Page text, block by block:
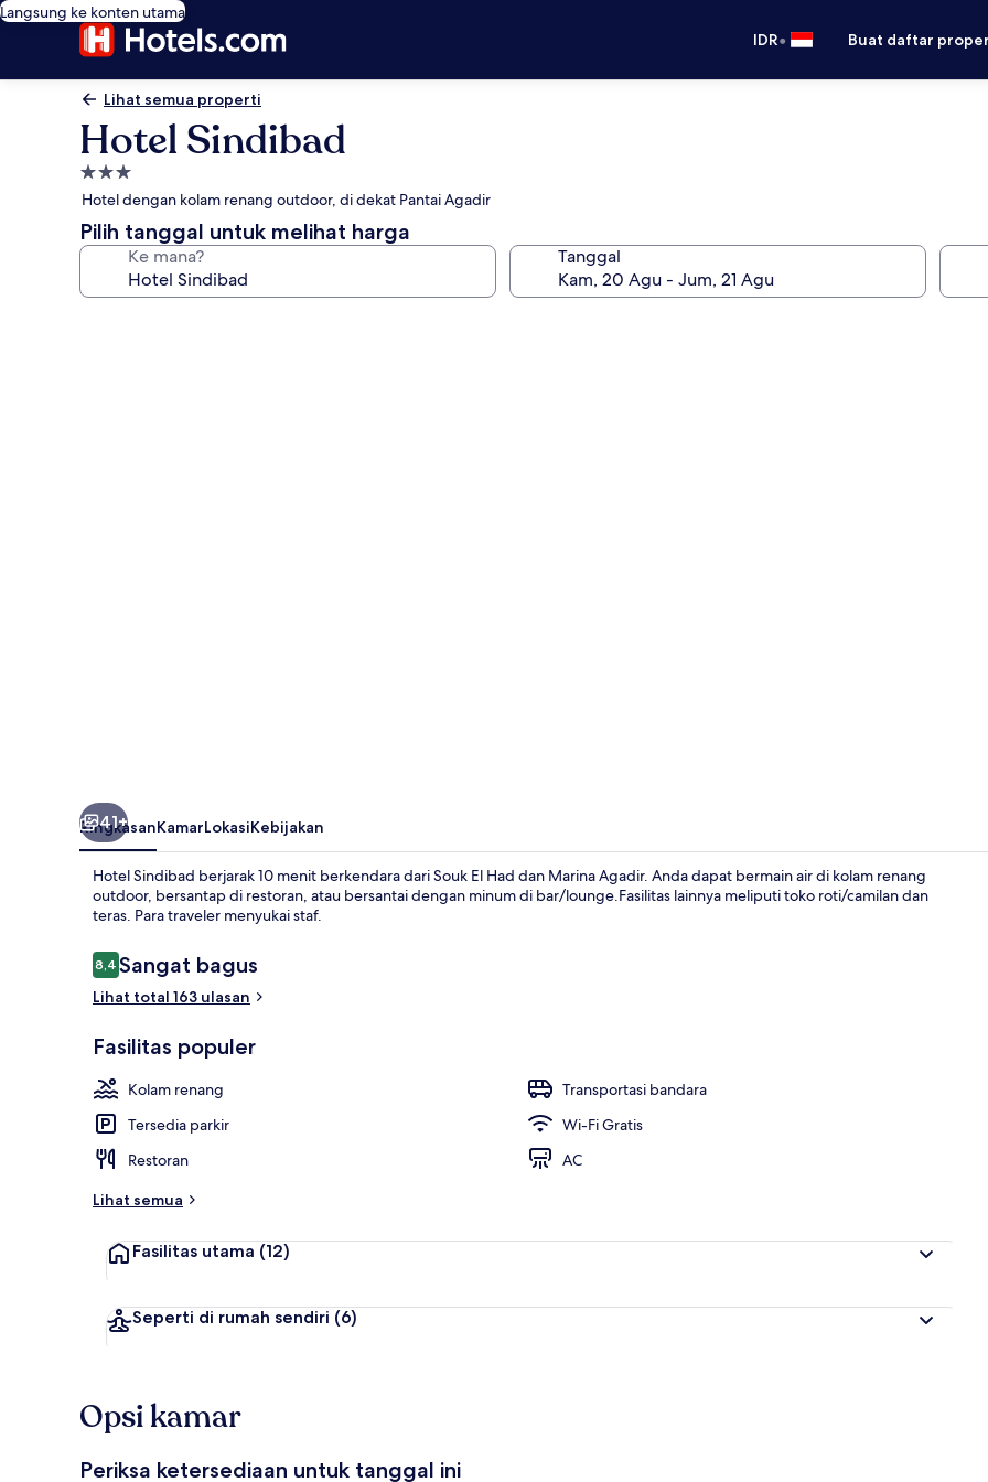
Langsung ke konten utama
IDR• Buat daftar
Lihat semua properti
Hotel Sindibad
Properti
bintang
3.0
Hotel dengan kolam renang outdoor, di dekat Pantai Agadir
Pilih tanggal untuk melihat harga
Ke mana? Tanggal
Brankas,
41+
RingkasanKamarLokasiKebijakan
Hotel Sindibad berjarak 10 menit berkendara dari Souk El Had dan Marina Agadir. Anda dapat bermain air di kolam renang
outdoor, bersantap di restoran, atau bersantai dengan minum di bar/lounge.Fasilitas lainnya meliputi toko roti/camilan dan
teras. Para traveler menyukai staf.
Ulasan
8,48,4 dari 10
Sangat bagus
Lihat total 163 ulasan
Fasilitas populer
Kolam renang
Transportasi bandara
Tersedia parkir
Wi-Fi Gratis
Restoran
AC
Lihat semua
Fasilitas utama (12)
Seperti di rumah sendiri (6)
Opsi kamar
Periksa ketersediaan untuk tanggal ini